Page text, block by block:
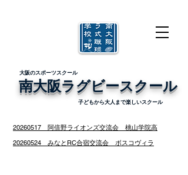
​大阪のスポーツスクール
南大阪ラグビースクール
​子どもから大人まで楽しいスクール
​20260517 阿倍野ライオンズ交流会 桃山学院高
​20260524 みなとRC合宿交流会 ボスコヴィラ